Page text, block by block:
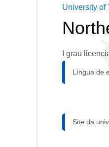
University of
I grau
Língua de
Site da